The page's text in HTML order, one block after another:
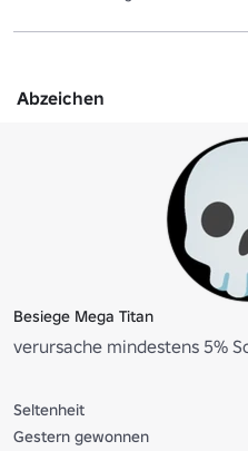
Abzeichen
Besiege Mega Titan
verursache mindestens 5%
Seltenheit
Gestern gewonnen